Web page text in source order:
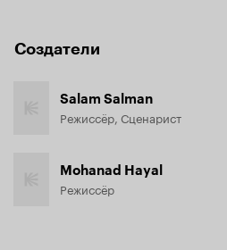
Создатели
Salam Salman
Режиссёр, Сценарист
Mohanad Hayal
Режиссёр